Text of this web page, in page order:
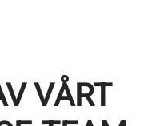
VÅRT